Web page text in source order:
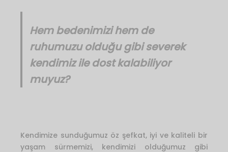
Hem bedenimizi hem de
ruhumuzu olduğu gibi severek
kendimiz ile dost kalabiliyor
muyuz?
Kendimize sunduğumuz öz şefkat, iyi ve kaliteli bir
yaşam sürmemizi, kendimizi olduğumuz gibi